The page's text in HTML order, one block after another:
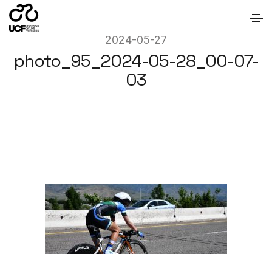
2024-05-27
photo_95_2024-05-28_00-07-
03